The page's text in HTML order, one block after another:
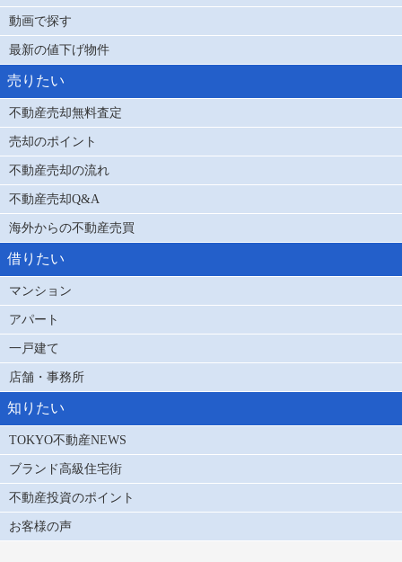
動画で探す
最新の値下げ物件
売りたい
不動産売却無料査定
売却のポイント
不動産売却の流れ
不動産売却Q&A
海外からの不動産売買
借りたい
マンション
アパート
一戸建て
店舗・事務所
知りたい
TOKYO不動産NEWS
ブランド高級住宅街
不動産投資のポイント
お客様の声